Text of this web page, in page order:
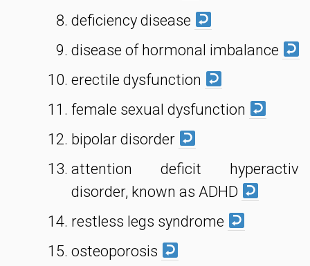
deficiency disease
disease of hormonal imbalance
erectile dysfunction
female sexual dysfunction
bipolar disorder
attention deficit
disorder, known as ADHD
restless legs syndrome
osteoporosis